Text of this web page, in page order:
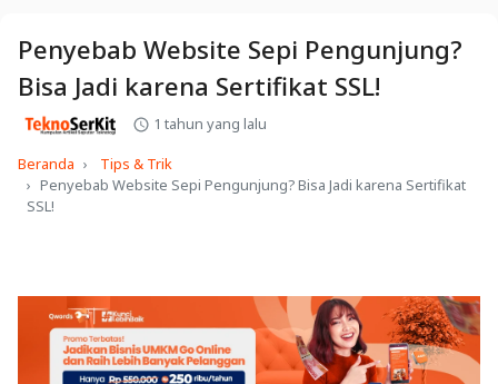
Penyebab Website Sepi Pengunjung?
Bisa Jadi karena Sertifikat SSL!
1 tahun yang lalu
Beranda
Tips & Trik
Penyebab Website Sepi Pengunjung? Bisa Jadi karena Sertifikat
SSL!